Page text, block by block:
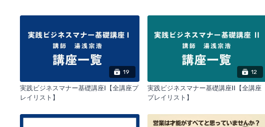
19
実践ビジネスマナー基礎講座Ⅰ【全講座プ
レイリスト】
12
実践ビジネスマナー基礎講座II【全講座
プレイリスト】